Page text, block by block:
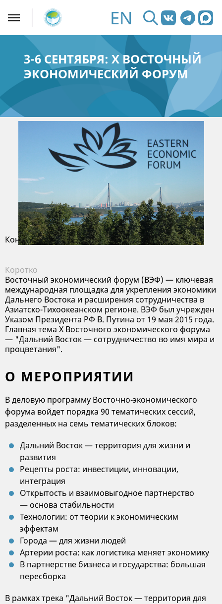
EN
3-6 СЕНТЯБРЯ: X ВОСТОЧНЫЙ
ЭКОНОМИЧЕСКИЙ ФОРУМ
Конгресс / Владивосток
Коротко
Восточный экономический форум (ВЭФ) — ключевая
международная площадка для укрепления экономики
Дальнего Востока и расширения сотрудничества в
Азиатско-Тихоокеанском регионе. ВЭФ был учрежден
Указом Президента РФ В. Путина от 19 мая 2015 года.
Главная тема X Восточного экономического форума
— "Дальний Восток — сотрудничество во имя мира и
процветания".
О МЕРОПРИЯТИИ
В деловую программу Восточно-экономического
форума войдет порядка 90 тематических сессий,
разделенных на семь тематических блоков:
Дальний Восток — территория для жизни и
развития
Рецепты роста: инвестиции, инновации,
интеграция
Открытость и взаимовыгодное партнерство
— основа стабильности
Технологии: от теории к экономическим
эффектам
Города — для жизни людей
Артерии роста: как логистика меняет экономику
В партнерстве бизнеса и государства: большая
пересборка
В рамках трека "Дальний Восток — территория для